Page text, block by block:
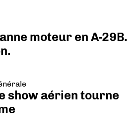
moteur en A-29B.
show aérien tourne